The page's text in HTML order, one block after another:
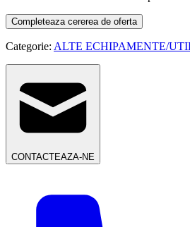
Completeaza cererea de oferta
Categorie: ALTE ECHIPAMENTE/
CONTACTEAZA-NE